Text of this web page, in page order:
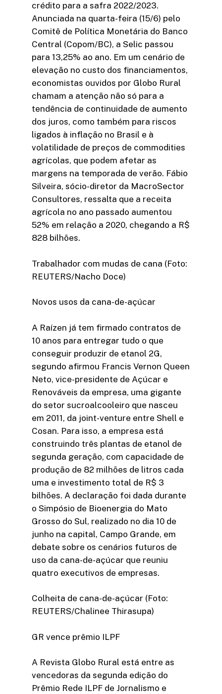
crédito para a safra 2022/2023.
Anunciada na quarta-feira (15/6) pelo
Comitê de Política Monetária do Banco
Central (Copom/BC), a Selic passou
para 13,25% ao ano. Em um cenário de
elevação no custo dos financiamentos,
economistas ouvidos por Globo Rural
chamam a atenção não só para a
tendência de continuidade de aumento
dos juros, como também para riscos
ligados à inflação no Brasil e à
volatilidade de preços de commodities
agrícolas, que podem afetar as
margens na temporada de verão. Fábio
Silveira, sócio-diretor da MacroSector
Consultores, ressalta que a receita
agrícola no ano passado aumentou
52% em relação a 2020, chegando a R$
828 bilhões.
Trabalhador com mudas de cana (Foto:
REUTERS/Nacho Doce)
Novos usos da cana-de-açúcar
A Raízen já tem firmado contratos de
10 anos para entregar tudo o que
conseguir produzir de etanol 2G,
segundo afirmou Francis Vernon Queen
Neto, vice-presidente de Açúcar e
Renováveis da empresa, uma gigante
do setor sucroalcooleiro que nasceu
em 2011, da joint-venture entre Shell e
Cosan. Para isso, a empresa está
construindo três plantas de etanol de
segunda geração, com capacidade de
produção de 82 milhões de litros cada
uma e investimento total de R$ 3
bilhões. A declaração foi dada durante
o Simpósio de Bioenergia do Mato
Grosso do Sul, realizado no dia 10 de
junho na capital, Campo Grande, em
debate sobre os cenários futuros de
uso da cana-de-açúcar que reuniu
quatro executivos de empresas.
Colheita de cana-de-açúcar (Foto:
REUTERS/Chalinee Thirasupa)
GR vence prêmio ILPF
A Revista Globo Rural está entre as
vencedoras da segunda edição do
Prêmio Rede ILPF de Jornalismo e